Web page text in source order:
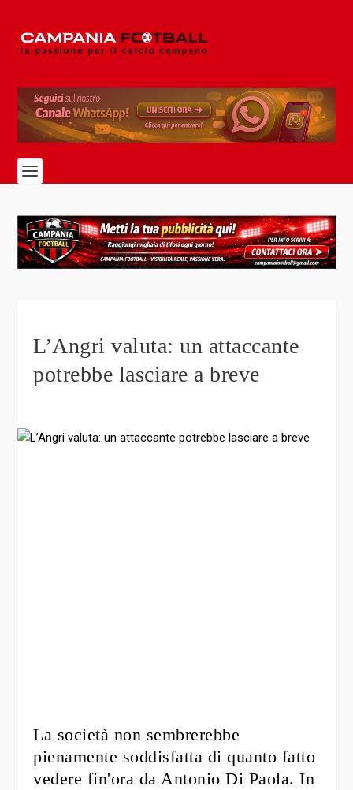
L’Angri valuta: un attaccante
potrebbe lasciare a breve
La società non sembrerebbe
pienamente soddisfatta di quanto fatto
vedere fin'ora da Antonio Di Paola. In